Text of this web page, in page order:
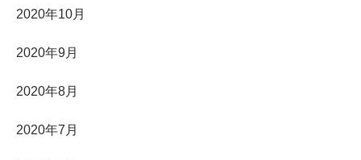
2020年10月
2020年9月
2020年8月
2020年7月